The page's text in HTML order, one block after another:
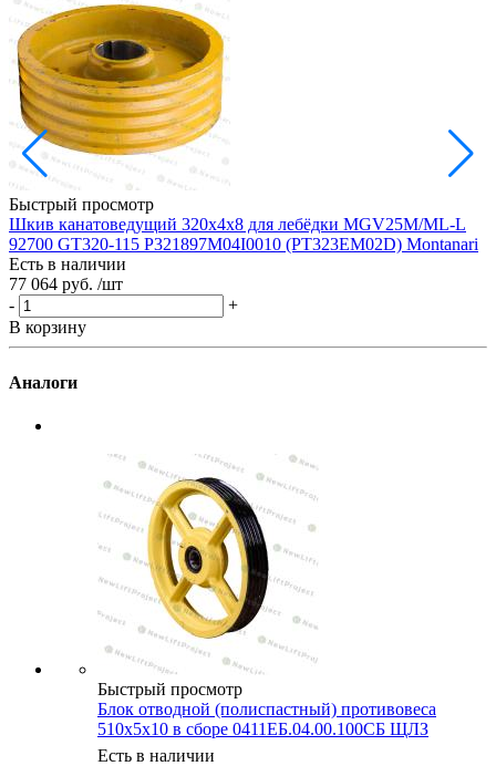
Быстрый просмотр
Шкив канатоведущий 320х4х8 для лебёдки MGV25M/ML-L
92700 GT320-115 P321897M04I0010 (PT323EM02D) Montanari
Есть в наличии
77 064 руб. /шт
-
+
В корзину
Аналоги
Быстрый просмотр
Блок отводной (полиспастный) противовеса
510х5х10 в сборе 0411ЕБ.04.00.100СБ ЩЛЗ
Есть в наличии